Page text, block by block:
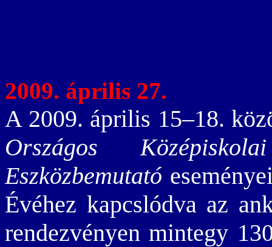
2009. április 27.
A 2009. április 15–18.
Országos
Eszközbemutató
Évéhez kapcslódva az
rendezvényen mintegy